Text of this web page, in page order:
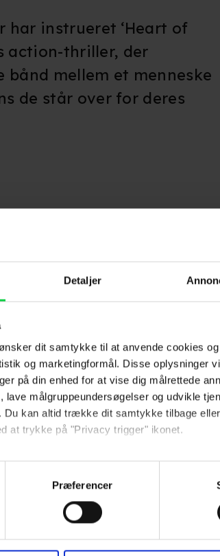
Detaljer
ønsker dit samtykke til at anvende cookies
og marketingformål. Disse oplysninger
på din enhed for at vise dig målrettede
lave målgruppeundersøgelser og udvikle
Du kan altid trække dit samtykke tilbage
at trykke på "Privacy trigger" ikonet.
gerne:
om din placering, der kan være
cookies og indsamle persondata
Præferencer
har instrueret ‘Heart of
action-thriller, der
mellem et menneske
de står over for deres